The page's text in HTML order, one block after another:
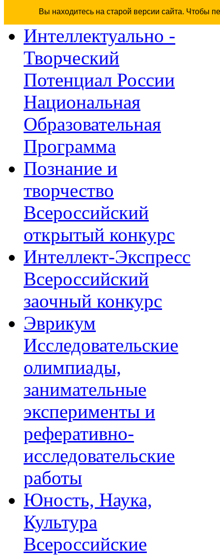
Вы находитесь на старой версии сайта. Чтобы
Интеллектуально -
Творческий
Потенциал России
Национальная
Образовательная
Программа
Познание и
творчество
Всероссийский
открытый конкурс
Интеллект-Экспресс
Всероссийский
заочный конкурс
Эврикум
Исследовательские
олимпиады,
занимательные
эксперименты и
реферативно-
исследовательские
работы
Юность, Наука,
Культура
Всероссийские